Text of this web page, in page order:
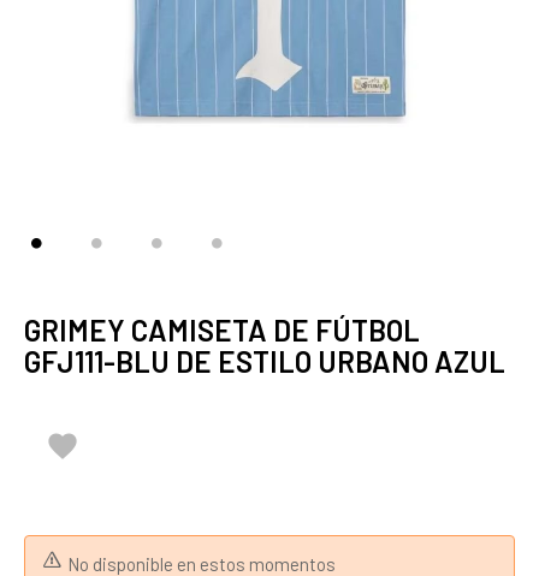
GRIMEY CAMISETA DE FÚTBOL
GFJ111-BLU DE ESTILO URBANO AZUL

No disponible en estos momentos